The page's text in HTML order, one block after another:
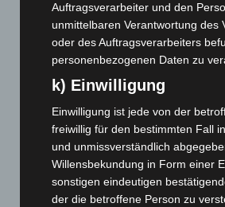
Juli 2023(118)
Juni 2023
(142)
Mai 2023(139)
April 2023(155)
März 2023(174)
Februar 2023(154)
Januar 2023(140)
Dezember 2022(130)
November 2022(167)
Auftragsverarbeiter und den
unmittelbaren Verantwortung des
oder des Auftragsverarbeiters
personenbezogenen Daten zu
k) Einwilligung
Einwilligung ist jede von der
freiwillig für den bestimmten Fall
und unmissverständlich
Willensbekundung in Form einer
sonstigen eindeutigen
der die betroffene Person zu